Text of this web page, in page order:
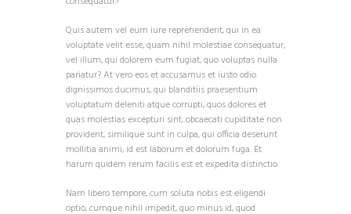
Quis autem vel eum iure reprehenderit, qui in ea
voluptate velit esse, quam nihil molestiae consequatur,
vel illum, qui dolorem eum fugiat, quo voluptas nulla
pariatur? At vero eos et accusamus et iusto odio
dignissimos ducimus, qui blanditiis praesentium
voluptatum deleniti atque corrupti, quos dolores et
quas molestias excepturi sint, obcaecati cupiditate non
provident, similique sunt in culpa, qui officia deserunt
mollitia animi, id est laborum et dolorum fuga. Et
harum quidem rerum facilis est et expedita distinctio.
Nam libero tempore, cum soluta nobis est eligendi
optio, cumque nihil impedit, quo minus id, quod